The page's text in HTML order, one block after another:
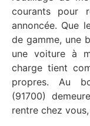
courants pour
annoncée. Que
de gamme, une
une voiture à
charge tient
propres. Au
(91700)
rentre chez